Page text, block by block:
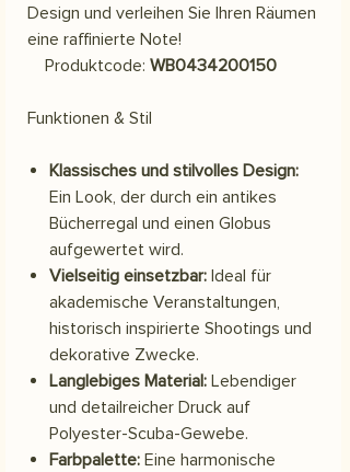
Design und verleihen Sie Ihren Räumen
eine raffinierte Note!
Produktcode: WB0434200150
Funktionen & Stil
Klassisches und stilvolles Design:
Ein Look, der durch ein antikes
Bücherregal und einen Globus
aufgewertet wird.
Vielseitig einsetzbar: Ideal für
akademische Veranstaltungen,
historisch inspirierte Shootings und
dekorative Zwecke.
Langlebiges Material: Lebendiger
und detailreicher Druck auf
Polyester-Scuba-Gewebe.
Farbpalette: Eine harmonische